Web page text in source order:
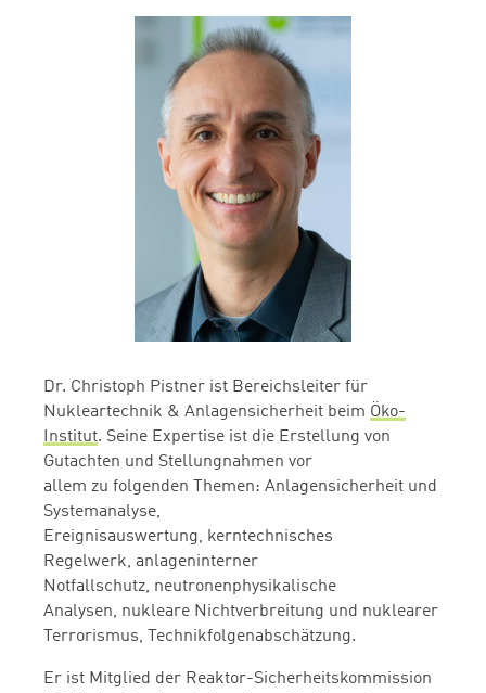
Dr. Christoph Pistner ist Bereichsleiter für
Nukleartechnik & Anlagensicherheit beim Öko-
Institut. Seine Expertise ist die Erstellung von
Gutachten und Stellungnahmen vor
allem zu folgenden Themen: Anlagensicherheit und
Systemanalyse,
Ereignisauswertung, kerntechnisches
Regelwerk, anlageninterner
Notfallschutz, neutronenphysikalische
Analysen, nukleare Nichtverbreitung und nuklearer
Terrorismus, Technikfolgenabschätzung.
Er ist Mitglied der Reaktor-Sicherheitskommission